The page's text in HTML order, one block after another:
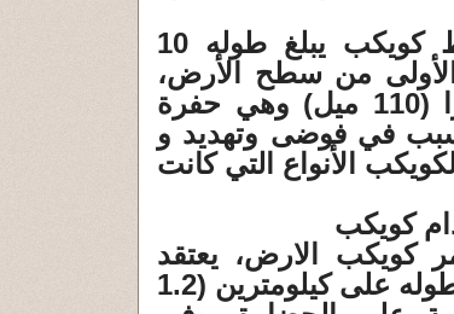
في الواقع، قبل 66 مليون سنة، سقط كويكب يبلغ طوله 10
الأولى من سطح الأرض،
مما أدى إلى حفرة طولها 177 كيلومترا (110 ميل) وهي حفرة
في فوضى وتهديد و
الأنواع التي كانت
كويكب
كويكب الارض، يعتقد
العلماء في وكالة ناسا أن أي شيء يزيد طوله على كيلومترين (1.2